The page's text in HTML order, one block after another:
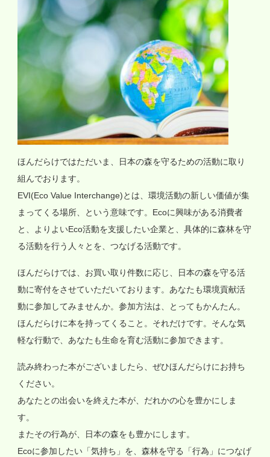
ほんだらけではただいま、日本の森を守るための活動に取り
組んでおります。
EVI(Eco Value Interchange)とは、環境活動の新しい価値が集
まってくる場所、という意味です。Ecoに興味がある消費者
と、よりよいEco活動を支援したい企業と、具体的に森林を守
る活動を行う人々とを、つなげる活動です。
ほんだらけでは、お買い取り件数に応じ、日本の森を守る活
動に寄付をさせていただいております。あなたも環境貢献活
動に参加してみませんか。参加方法は、とってもかんたん。
ほんだらけに本を持ってくること。それだけです。そんな気
軽な行動で、あなたも生命を育む活動に参加できます。
読み終わった本がございましたら、ぜひほんだらけにお持ち
ください。
あなたとの出会いを終えた本が、だれかの心を豊かにしま
す。
またその行為が、日本の森をも豊かにします。
Ecoに参加したい「気持ち」を、森林を守る「行為」につなげ